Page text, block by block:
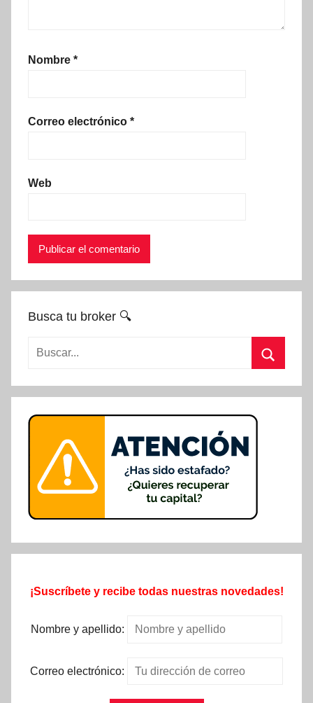
Nombre *
Correo electrónico *
Web
Busca tu broker 🔍
Buscar:
¡Suscríbete y recibe todas nuestras novedades!
Nombre y apellido:
Correo electrónico: